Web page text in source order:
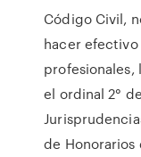
Código Civil,
hacer
profesionales,
el ordinal 2°
de Honorarios